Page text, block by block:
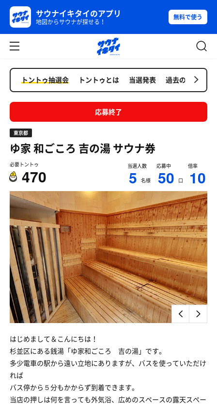
サウナイキタイのアプリ
地図からサウナが探せる！
無料で使う
トントゥ抽選会 トントゥとは 当選発表 過去の抽選会
応募終了
東京都
ゆ家 和ごころ 吉の湯サウナ券
必要トントゥ
470
当選人数
5 名様
応募中
50 口
倍率
10
はじめまして＆こんにちは！
杉並区にある銭湯「ゆ家和ごころ 吉の湯」です。
多少電車の駅から遠い立地にありますが、バスを使っていただけ
れば
バス停から５分もかからず到着できます。
当店の押しは何を言っても外気浴、広めのスペースの露天スペー